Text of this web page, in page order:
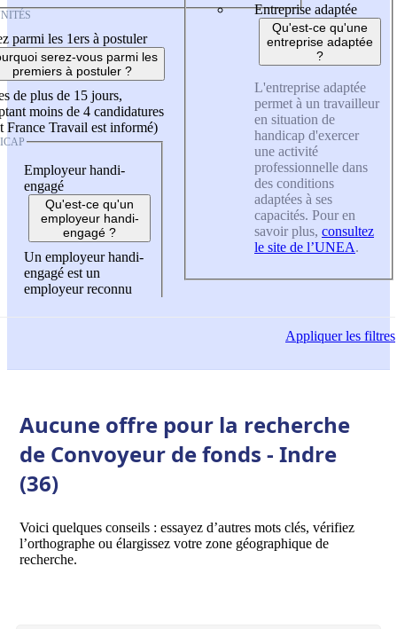
parmi les 1ers à postuler
serez-vous parmi les
premiers à postuler ?
de plus de 15 jours,
moins de 4 candidatures
France Travail est informé)
Employeur handi-
engagé
Qu'est-ce qu'un
employeur handi-
engagé ?
Un employeur handi-
engagé est un
employeur reconnu
Entreprise adaptée
Qu'est-ce qu'une
entreprise adaptée
?
L'entreprise adaptée
permet à un travailleur
en situation de
handicap d'exercer
une activité
professionnelle dans
des conditions
adaptées à ses
capacités. Pour en
savoir plus, consultez
le site de l’UNEA.
Appliquerles filtres
Aucune offre pour la recherche
de Convoyeur de fonds - Indre
(36)
Voici quelques conseils : essayez d’autres mots clés, vérifiez
l’orthographe ou élargissez votre zone géographique de
recherche.